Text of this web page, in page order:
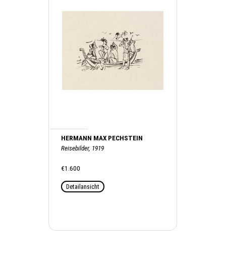
HERMANN MAX PECHSTEIN
Reisebilder, 1919
€1.600
Detailansicht